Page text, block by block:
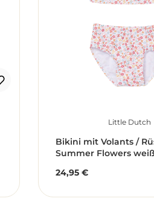
Little Dutch
Bikini mit Volants /
Summer Flowers
Regulärer Preis:
24,95 €